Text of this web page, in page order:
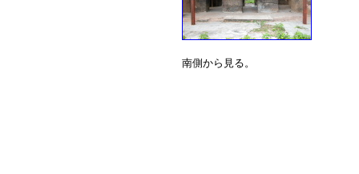
南側から見る。